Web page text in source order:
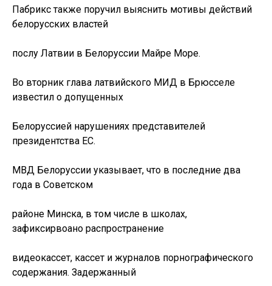
Пабрикс также поручил выяснить мотивы действий
белорусских властей
послу Латвии в Белоруссии Майре Море.
Во вторник глава латвийского МИД в Брюсселе
известил о допущенных
Белоруссией нарушениях представителей
президентства ЕС.
МВД Белоруссии указывает, что в последние два
года в Советском
районе Минска, в том числе в школах,
зафиксирвоано распространение
видеокассет, кассет и журналов порнографического
содержания. Задержанный